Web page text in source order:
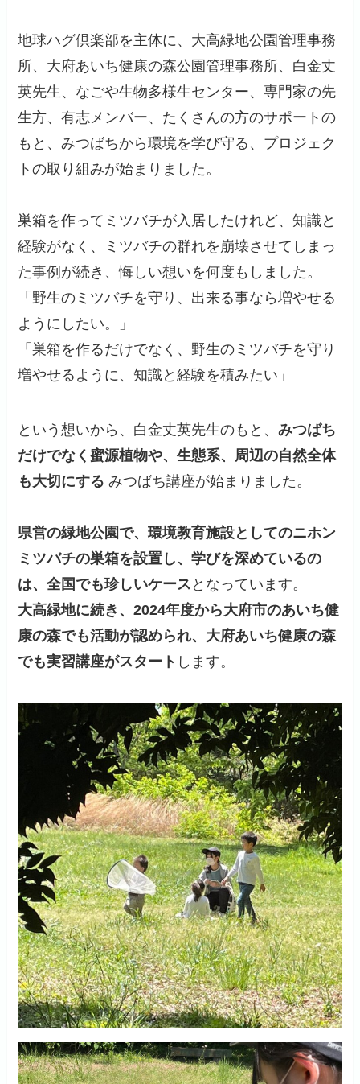
地球ハグ倶楽部を主体に、大高緑地公園管理事務
所、大府あいち健康の森公園管理事務所、白金丈
英先生、なごや生物多様生センター、専門家の先
生方、有志メンバー、たくさんの方のサポートの
もと、みつばちから環境を学び守る、プロジェク
トの取り組みが始まりました。
巣箱を作ってミツバチが入居したけれど、知識と
経験がなく、ミツバチの群れを崩壊させてしまっ
た事例が続き、悔しい想いを何度もしました。
「野生のミツバチを守り、出来る事なら増やせる
ようにしたい。」
「巣箱を作るだけでなく、野生のミツバチを守り
増やせるように、知識と経験を積みたい」
という想いから、白金丈英先生のもと、みつばち
だけでなく蜜源植物や、生態系、周辺の自然全体
も大切にする みつばち講座が始まりました。
県営の緑地公園で、環境教育施設としてのニホン
ミツバチの巣箱を設置し、学びを深めているの
は、全国でも珍しいケース となっています。
大高緑地に続き、2024年度から大府市のあいち健
康の森でも活動が認められ、大府あいち健康の森
でも実習講座がスタート します。